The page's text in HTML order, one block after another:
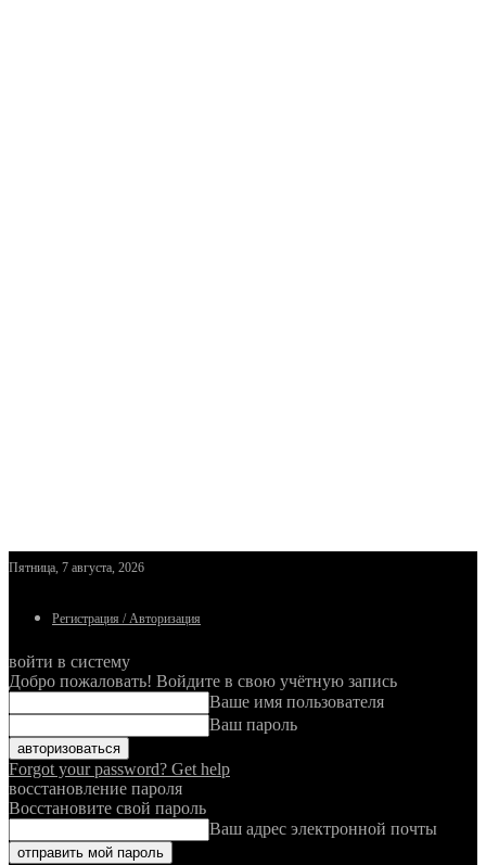
Пятница, 7 августа, 2026
Регистрация / Авторизация
войти в систему
Добро пожаловать! Войдите в свою учётную запись
Ваше имя пользователя
Ваш пароль
Forgot your password? Get help
восстановление пароля
Восстановите свой пароль
Ваш адрес электронной почты